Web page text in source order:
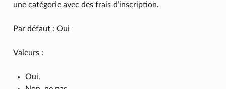
une catégorie avec des frais d’inscription.
Par défaut : Oui
Valeurs :
Oui,